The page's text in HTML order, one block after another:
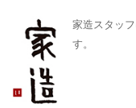
家造スタッ
す。